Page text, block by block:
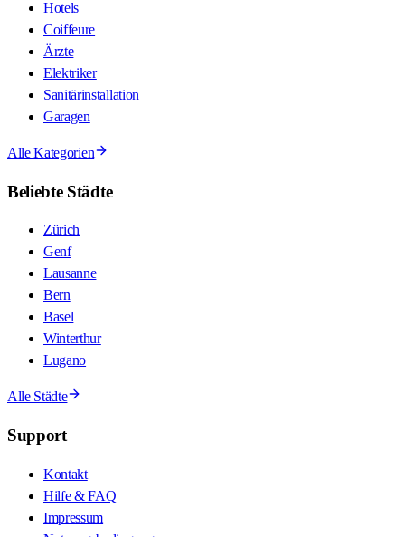
Hotels
Coiffeure
Ärzte
Elektriker
Sanitärinstallation
Garagen
Alle Kategorien
Beliebte Städte
Zürich
Genf
Lausanne
Bern
Basel
Winterthur
Lugano
Alle Städte
Support
Kontakt
Hilfe & FAQ
Impressum